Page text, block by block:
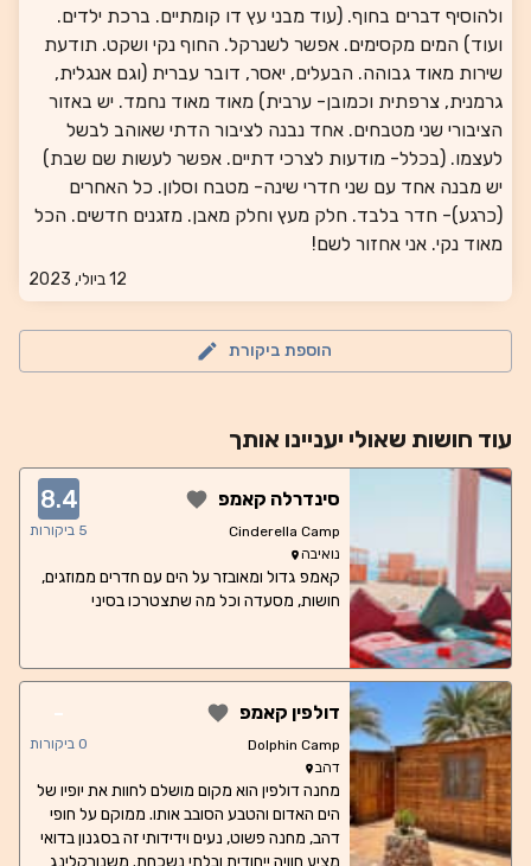
ולהוסיף דברים בחוף. (עוד מבני עץ דו קומתיים. ברכת ילדים.
ועוד) המים מקסימים. אפשר לשנרקל. החוף נקי ושקט. תודעת
שירות מאוד גבוהה. הבעלים, יאסר, דובר עברית (וגם אנגלית,
גרמנית, צרפתית וכמובן- ערבית) מאוד מאוד נחמד. יש באזור
הציבורי שני מטבחים. אחד נבנה לציבור הדתי שאוהב לבשל
לעצמו. (בכלל- מודעות לצרכי דתיים. אפשר לעשות שם שבת)
יש מבנה אחד עם שני חדרי שינה- מטבח וסלון. כל האחרים
(כרגע)- חדר בלבד. חלק מעץ וחלק מאבן. מזגנים חדשים. הכל
מאוד נקי. אני אחזור לשם!
12 ביולי, 2023
הוספת ביקורת
עוד חושות שאולי יעניינו אותך
סינדרלה קאמפ
Cinderella Camp
נואיבה
8.4
5 ביקורות
קאמפ גדול ומאובזר על הים עם חדרים ממוזגים,
חושות, מסעדה וכל מה שתצטרכו בסיני
דולפין קאמפ
Dolphin Camp
דהב
-
0 ביקורות
מחנה דולפין הוא מקום מושלם לחוות את יופיו של
הים האדום והטבע הסובב אותו. ממוקם על חופי
דהב, מחנה פשוט, נעים וידידותי זה בסגנון בדואי
מציע חוויה ייחודית ובלתי נשכחת. משנורקלינג